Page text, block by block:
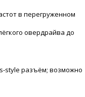
в перегруженном
овердрайва до
style разъём; возможно